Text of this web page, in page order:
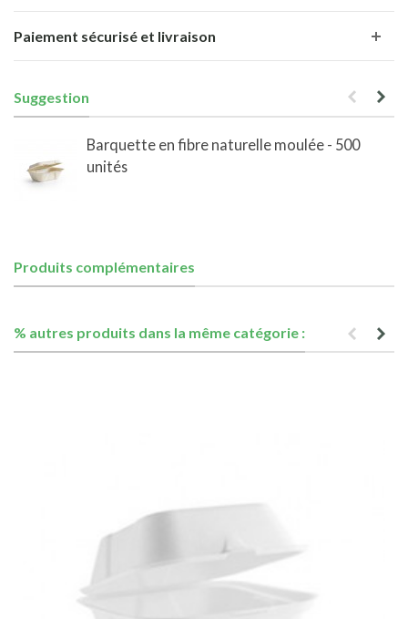
Paiement sécurisé et livraison
Suggestion
Barquette en fibre naturelle moulée - 500
unités
Produits complémentaires
% autres produits dans la même catégorie :